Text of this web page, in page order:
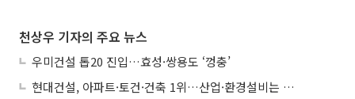
천상우 기자의 주요 뉴스
우미건설 톱20 진입…효성·쌍용도 ‘껑충’
현대건설, 아파트·토건·건축 1위…산업·환경설비는 삼성E&A